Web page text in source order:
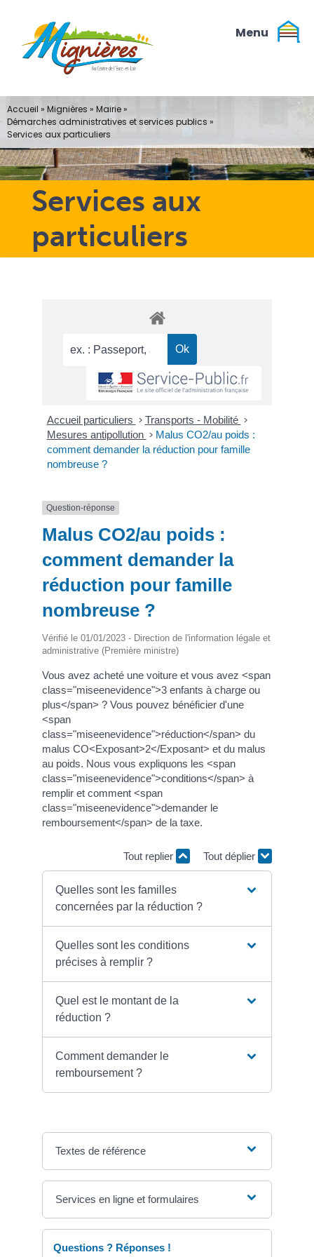
contenu
Services aux
particuliers
Accueil » Mignières » Mairie»
Démarches administratives et services publics »
Services aux particuliers
Accueil particuliers > Transports - Mobilité >
Mesures antipollution > Malus CO2/au poids :
comment demander la réduction pour famille
nombreuse ?
Question-réponse
Malus CO2/au poids :
comment demander la
réduction pour famille
nombreuse ?
Vérifié le 01/01/2023 - Direction de l'information légale et
administrative (Première ministre)
Vous avez acheté une voiture et vous avez <span
class="miseenevidence">3 enfants à charge ou
plus</span> ? Vous pouvez bénéficier d'une
<span
class="miseenevidence">réduction</span> du
malus CO<Exposant>2</Exposant> et du malus
au poids. Nous vous expliquons les <span
class="miseenevidence">conditions</span> à
remplir et comment <span
class="miseenevidence">demander le
remboursement</span> de la taxe.
Tout replier Tout déplier
Quelles sont les familles
concernées par la réduction ?
Quelles sont les conditions
précises à remplir ?
Quel est le montant de la
réduction ?
Comment demander le
remboursement ?
Textes de référence
Services en ligne et formulaires
Questions ? Réponses !